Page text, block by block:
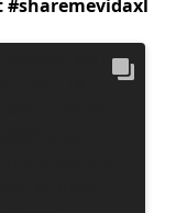
#sharemevidaxl